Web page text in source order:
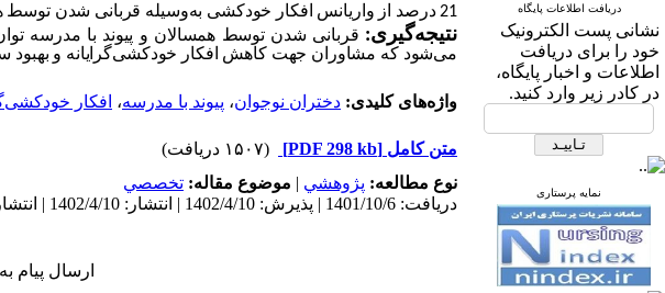
دریافت اطلاعات پایگاه
نشانی پست الکترونیک
خود را برای دریافت
اطلاعات و اخبار پایگاه،
در کادر زیر وارد کنید.
نمایه پرستاری
21 درصد از واریانس افکار خودکشی به‌وسیله قربانی شدن توسط همسالان و پیوند با مدرسه تبیین می‌شود.
نتیجه‌گیری: قربانی شدن توسط همسالان و پیوند با مدرسه
می‌شود که مشاوران جهت کاهش افکار خودکشی‌گرایانه و بهبود
واژه‌های کلیدی: دختران نوجوان، پیوند با مدرسه، افکار
متن کامل [PDF 298 kb]
(۱۵۰۷ دریافت)
نوع مطالعه: پژوهشي | موضوع مقاله: تخصصي
دریافت: 1401/10/6 | پذیرش: 1402/4/10 | انتشار: 1402/4/10 | انتشار الکترونیک: 1402/4/10
ارسال پیام